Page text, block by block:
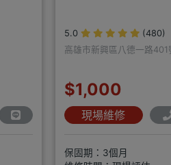
5.0
(480)
高雄市新興區八德一路401
$1,000
現場維修
保固期：3個月